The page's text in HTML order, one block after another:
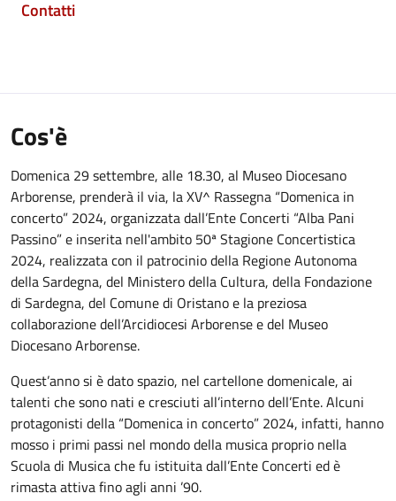
Contatti
Cos'è
Domenica 29 settembre, alle 18.30, al Museo Diocesano
Arborense, prenderà il via, la XV^ Rassegna “Domenica in
concerto” 2024, organizzata dall’Ente Concerti “Alba Pani
Passino” e inserita nell'ambito 50ª Stagione Concertistica
2024, realizzata con il patrocinio della Regione Autonoma
della Sardegna, del Ministero della Cultura, della Fondazione
di Sardegna, del Comune di Oristano e la preziosa
collaborazione dell’Arcidiocesi Arborense e del Museo
Diocesano Arborense.
Quest’anno si è dato spazio, nel cartellone domenicale, ai
talenti che sono nati e cresciuti all’interno dell’Ente. Alcuni
protagonisti della “Domenica in concerto” 2024, infatti, hanno
mosso i primi passi nel mondo della musica proprio nella
Scuola di Musica che fu istituita dall’Ente Concerti ed è
rimasta attiva fino agli anni ’90.